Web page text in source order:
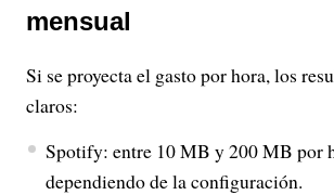
mensual
Si se proyecta el gasto por hora, los
claros:
Spotify: entre 10 MB y 200 MB por
dependiendo de la configuración.